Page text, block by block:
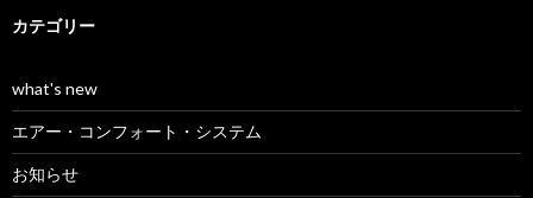
カテゴリー
what's new
エアー・コンフォート・システム
お知らせ